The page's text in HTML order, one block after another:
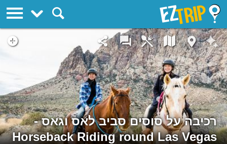
רכיבה על סוסים סביב לאס וגאס -
Horseback Riding round Las Vegas
EZTrip